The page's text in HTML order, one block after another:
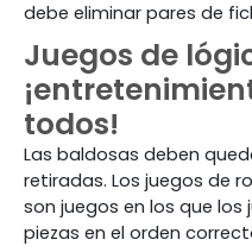
debe eliminar pares de
Juegos de
todos!
Las baldosas deben
retiradas. Los juegos de
son juegos en los que
piezas en el orden